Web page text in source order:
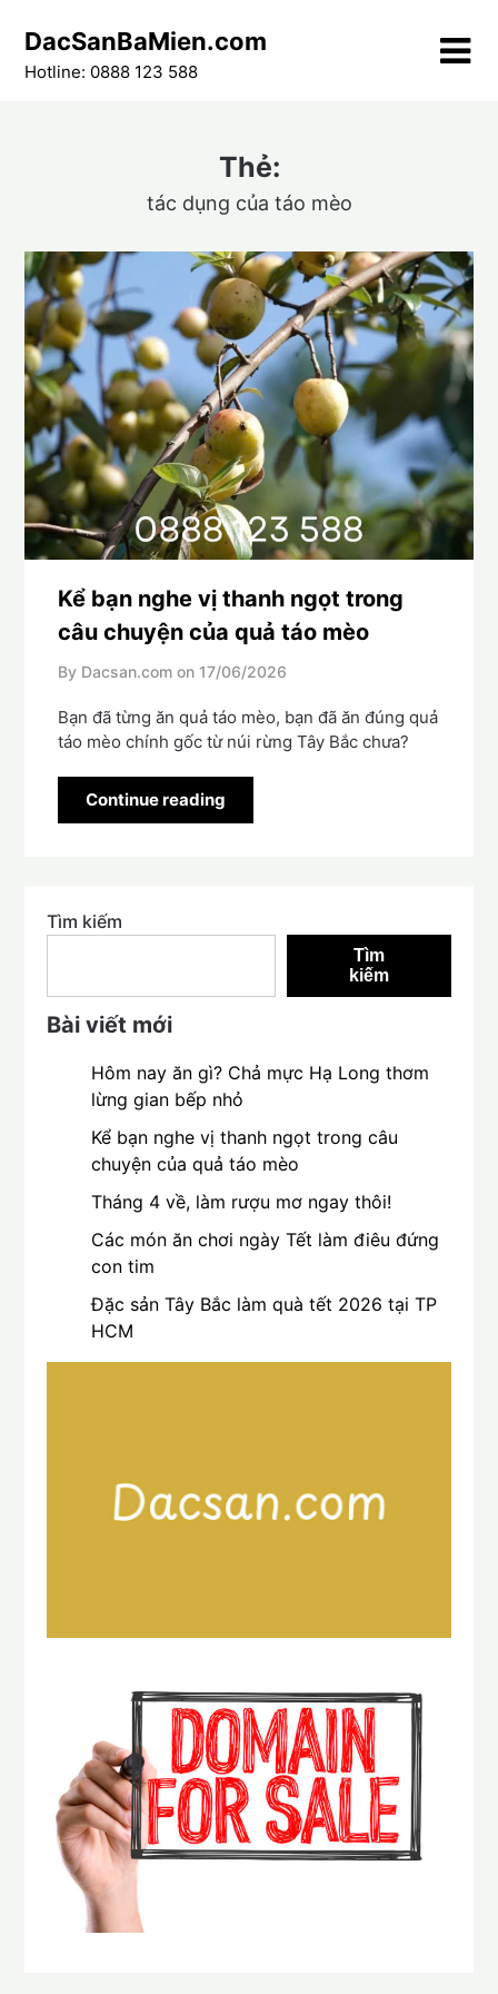
content
DacSanBaMien.com
Hotline: 0888 123 588
Thẻ:
tác dụng của táo mèo
Kể bạn nghe vị thanh ngọt trong
câu chuyện của quả táo mèo
By Dacsan.com on 17/06/2026
Bạn đã từng ăn quả táo mèo, bạn đã ăn đúng quả
táo mèo chính gốc từ núi rừng Tây Bắc chưa?
Continue reading
Tìm kiếm
Tìm
kiếm
Bài viết mới
Hôm nay ăn gì? Chả mực Hạ Long thơm
lừng gian bếp nhỏ
Kể bạn nghe vị thanh ngọt trong câu
chuyện của quả táo mèo
Tháng 4 về, làm rượu mơ ngay thôi!
Các món ăn chơi ngày Tết làm điêu đứng
con tim
Đặc sản Tây Bắc làm quà tết 2026 tại TP
HCM